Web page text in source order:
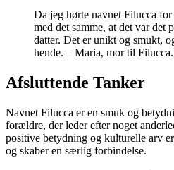
Da jeg hørte navnet Filucca
med det samme, at det var det
datter. Det er unikt og smukt,
hende. – Maria, mor til Filucca.
Afsluttende Tanker
Navnet Filucca er en smuk og
forældre, der leder efter noget
positive betydning og kulturelle arv
og skaber en særlig forbindelse.